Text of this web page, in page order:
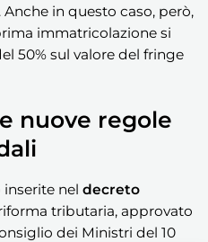
in questo caso, però,
immatricolazione si
50% sul valore del fringe
nuove regole
nel decreto
tributaria, approvato
dei Ministri del 10